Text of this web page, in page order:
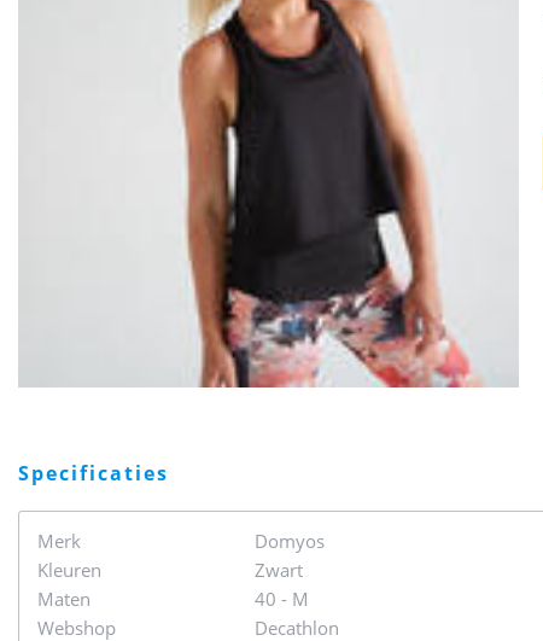
specificaties
Merk
Domyos
Kleuren
Zwart
Maten
40 - M
Webshop
Decathlon